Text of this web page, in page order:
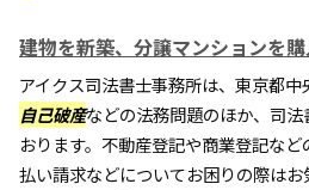
建物を新築、分譲マンションを
アイクス司法書士事務所は、東京都中
自己破産などの法務問題のほか、司
おります。不動産登記や商業登記な
払い請求などについてお困りの際は